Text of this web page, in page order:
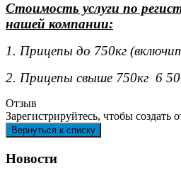
Стоимость услуги по
нашей компании:
1. Прицепы до 750кг
2. Прицепы свыше 750кг 6
Отзыв
Зарегистрируйтесь, чтобы создать
Новости